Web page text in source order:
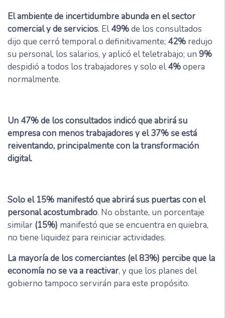
El ambiente de incertidumbre abunda en el sector
comercial y de servicios. El49%de los consultados
dijo que cerró temporal o definitivamente; 42% redujo
su personal, los salarios, y aplicó el teletrabajo; un 9%
despidió a todos los trabajadores y solo el4%opera
normalmente.
Un 47% de los consultados indicó que abrirá su
empresa con menos trabajadores y el 37% se está
reiventando, principalmente con la transformación
digital.
Solo el 15% manifestó que abrirá sus puertas con el
personal acostumbrado. No obstante, un porcentaje
similar (15%) manifestó que se encuentra en quiebra,
no tiene liquidez para reiniciar actividades.
La mayoría de los comerciantes (el 83%) percibe que la
economía no se va a reactivar, y que los planes del
gobierno tampoco servirán para este propósito.